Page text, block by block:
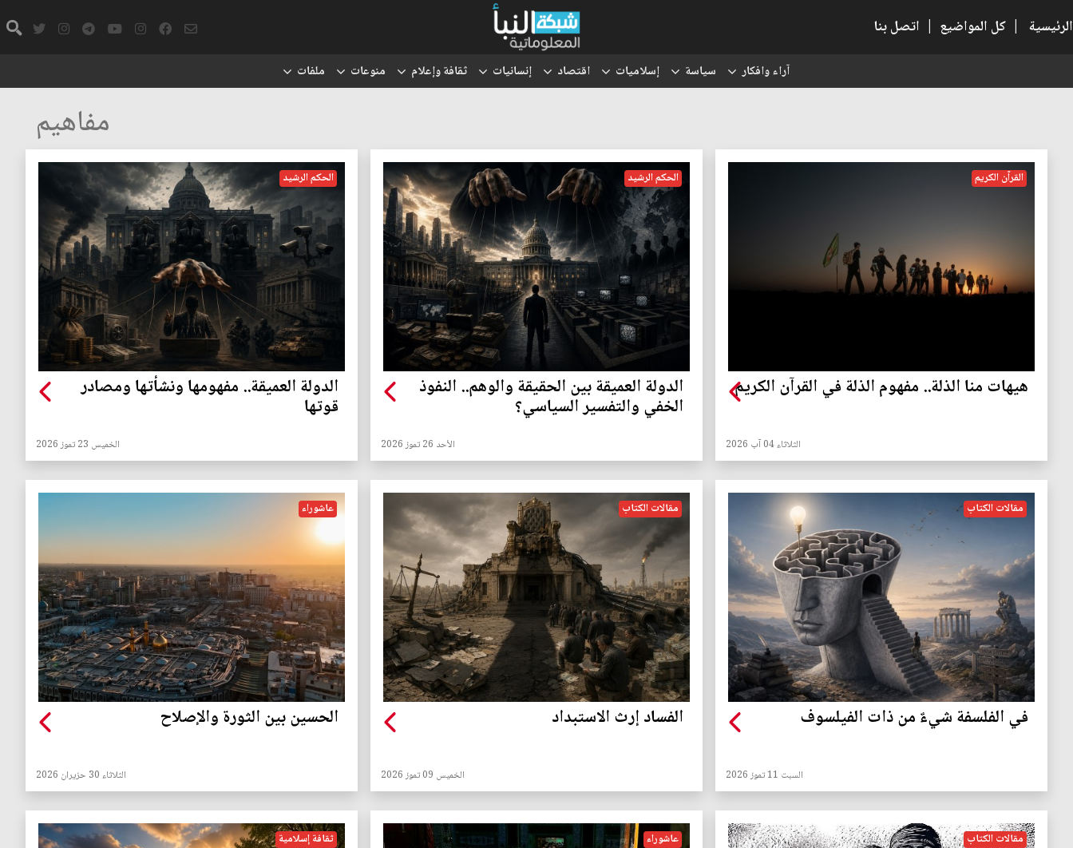
الرئيسية | كل المواضيع | اتصل بنا
آراء وافكار سياسة إسلاميات اقتصاد إنسانيات ثقافة وإعلام منوعات ملفات
مفاهيم
القرآن الكريم
هيهات منا الذلة.. مفهوم الذلة في القرآن الكريم
الثلاثاء 04 آب 2026
الحكم الرشيد
الدولة العميقة بين الحقيقة والوهم.. النفوذ
الخفي والتفسير السياسي؟
الأحد 26 تموز 2026
الحكم الرشيد
الدولة العميقة.. مفهومها ونشأتها ومصادر
قوتها
الخميس 23 تموز 2026
مقالات الكتاب
في الفلسفة شيءٌ من ذات الفيلسوف
السبت 11 تموز 2026
مقالات الكتاب
الفساد إرث الاستبداد
الخميس 09 تموز 2026
عاشوراء
الحسين بين الثورة والإصلاح
الثلاثاء 30 حزيران 2026
مقالات الكتاب عاشوراء ثقافة إسلامية